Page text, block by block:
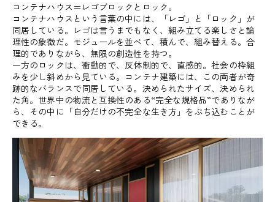
コンテナハウス＝レゴブロックとロック。
コンテナハウスという言葉の中には、「レゴ」と「ロック」が
同居している。レゴは言うまでもなく、組み立てる楽しさと論
理性の象徴だ。モジュールを並べて、積んで、組み替える。合
理的でありながら、無限の創造性を持つ。
一方のロックは、衝動的で、反体制的で、直感的。社会の枠組
みを少し斜めから見ている。コンテナ建築には、この両者が奇
跡的なバランスで同居している。決められたサイズ、決められ
た角。世界中の物流と互換性のある“完全な規格品”でありなが
ら、その中に「自分だけの不完全な生き方」をぶち込むことが
できる。